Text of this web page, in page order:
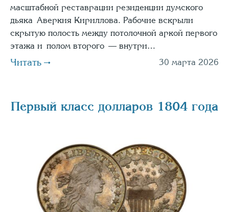
масштабной реставрации резиденции думского
дьяка Аверкия Кириллова. Рабочие вскрыли
скрытую полость между потолочной аркой первого
этажа и полом второго — внутри…
Читать 30 марта 2026
Первый класс долларов 1804 года